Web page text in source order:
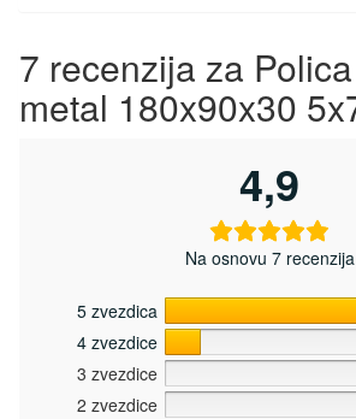
7 recenzija za
metal 180x90x30
4,9
Na osnovu 7 recenzija
5 zvezdica
4 zvezdice
3 zvezdice
2 zvezdice